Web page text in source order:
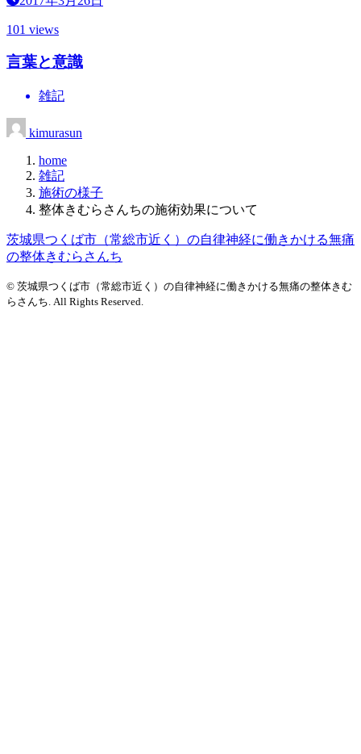
101 views
言葉と意識
雑記
kimurasun
home
雑記
施術の様子
整体きむらさんちの施術効果について
茨城県つくば市（常総市近く）の自律神経に働きかける無痛
の整体きむらさんち
© 茨城県つくば市（常総市近く）の自律神経に働きかける無痛の整体きむ
らさんち. All Rights Reserved.